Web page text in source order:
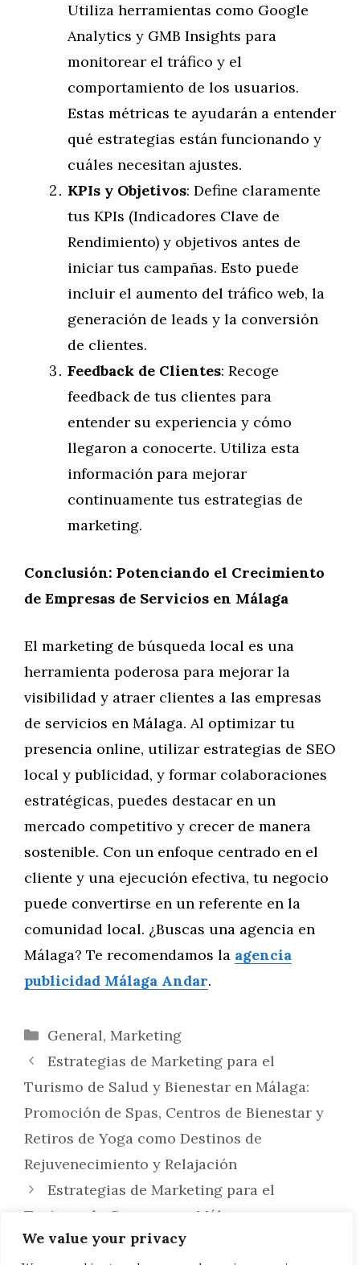
We value your privacy
Utiliza herramientas como Google
Analytics y GMB Insights para
monitorear el tráfico y el
comportamiento de los usuarios.
Estas métricas te ayudarán a entender
qué estrategias están funcionando y
cuáles necesitan ajustes.
KPIs y Objetivos: Define claramente
tus KPIs (Indicadores Clave de
Rendimiento) y objetivos antes de
iniciar tus campañas. Esto puede
incluir el aumento del tráfico web, la
generación de leads y la conversión
de clientes.
Feedback de Clientes: Recoge
feedback de tus clientes para
entender su experiencia y cómo
llegaron a conocerte. Utiliza esta
información para mejorar
continuamente tus estrategias de
marketing.
Conclusión: Potenciando el Crecimiento
de Empresas de Servicios en Málaga
El marketing de búsqueda local es una
herramienta poderosa para mejorar la
visibilidad y atraer clientes a las empresas
de servicios en Málaga. Al optimizar tu
presencia online, utilizar estrategias de SEO
local y publicidad, y formar colaboraciones
estratégicas, puedes destacar en un
mercado competitivo y crecer de manera
sostenible. Con un enfoque centrado en el
cliente y una ejecución efectiva, tu negocio
puede convertirse en un referente en la
comunidad local. ¿Buscas una agencia en
Málaga? Te recomendamos la agencia
publicidad Málaga Andar.
Categorías
General, Marketing
Estrategias de Marketing para el
Turismo de Salud y Bienestar en Málaga:
Promoción de Spas, Centros de Bienestar y
Retiros de Yoga como Destinos de
Rejuvenecimiento y Relajación
Estrategias de Marketing para el
Turismo de Compras en Málaga:
Promoviendo Áreas Comerciales, Centros